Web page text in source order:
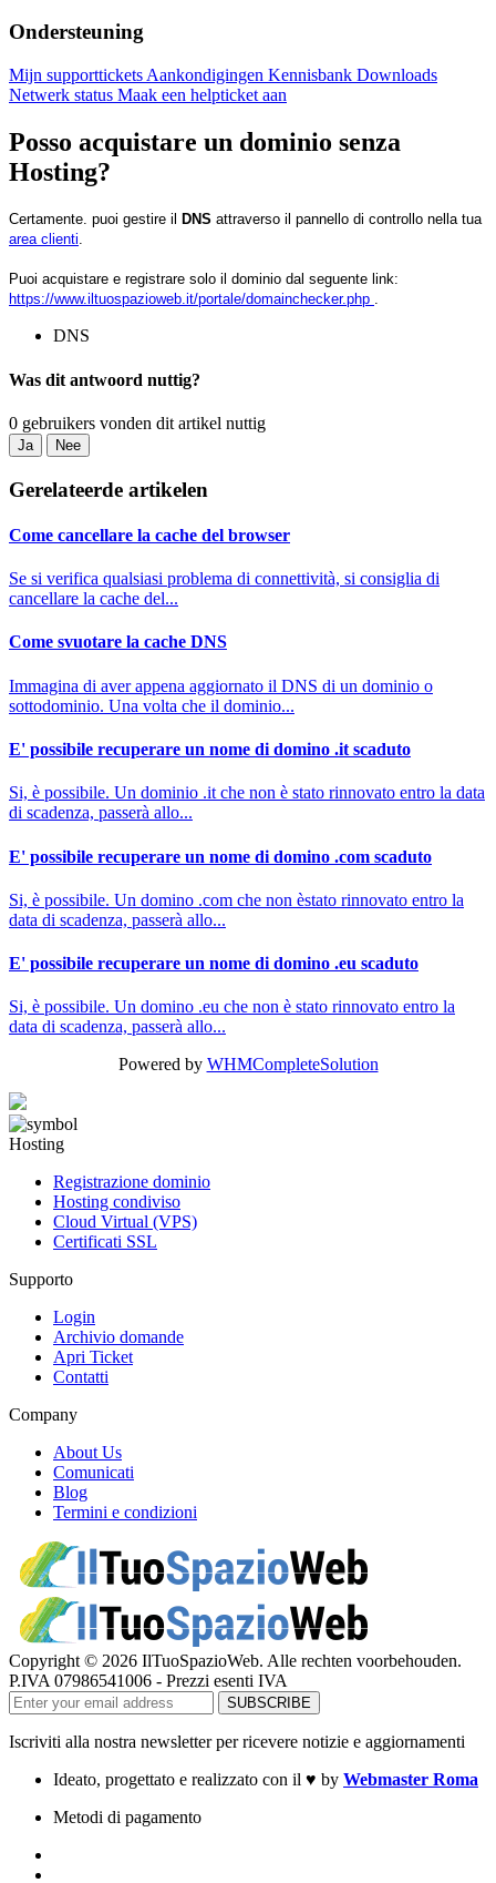
Ondersteuning
Mijn supporttickets Aankondigingen Kennisbank Downloads
Netwerk status Maak een helpticket aan
Posso acquistare un dominio senza
Hosting?
Certamente. puoi gestire il DNS attraverso il pannello di controllo nella tua
area clienti.
Puoi acquistare e registrare solo il dominio dal seguente link:
https://www.iltuospazioweb.it/portale/domainchecker.php .
DNS
Was dit antwoord nuttig?
0 gebruikers vonden dit artikel nuttig
Ja Nee
Gerelateerde artikelen
Come cancellare la cache del browser
Se si verifica qualsiasi problema di connettività, si consiglia di
cancellare la cache del...
Come svuotare la cache DNS
Immagina di aver appena aggiornato il DNS di un dominio o
sottodominio. Una volta che il dominio...
E' possibile recuperare un nome di domino .it scaduto
Si, è possibile. Un dominio .it che non è stato rinnovato entro la data
di scadenza, passerà allo...
E' possibile recuperare un nome di domino .com scaduto
Si, è possibile. Un domino .com che non èstato rinnovato entro la
data di scadenza, passerà allo...
E' possibile recuperare un nome di domino .eu scaduto
Si, è possibile. Un domino .eu che non è stato rinnovato entro la
data di scadenza, passerà allo...
Powered by WHMCompleteSolution
Hosting
Registrazione dominio
Hosting condiviso
Cloud Virtual (VPS)
Certificati SSL
Supporto
Login
Archivio domande
Apri Ticket
Contatti
Company
About Us
Comunicati
Blog
Termini e condizioni
Copyright © 2026 IlTuoSpazioWeb. Alle rechten voorbehouden.
P.IVA 07986541006 - Prezzi esenti IVA
Iscriviti alla nostra newsletter per ricevere notizie e aggiornamenti
Ideato, progettato e realizzato con il ♥ by Webmaster Roma
Metodi di pagamento